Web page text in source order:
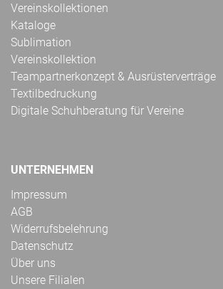
Vereinskollektionen
Kataloge
Sublimation
Vereinskollektion
Teampartnerkonzept & Ausrüsterverträge
Textilbedruckung
Digitale Schuhberatung für Vereine
UNTERNEHMEN
Impressum
AGB
Widerrufsbelehrung
Datenschutz
Über uns
Unsere Filialen